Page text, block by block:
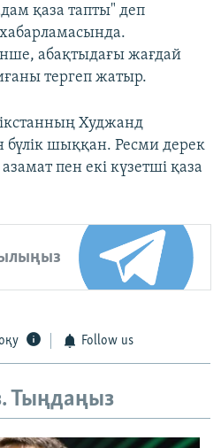
қаза тапты" деп
абақтыдағы жағдай
тергеп жатыр.
Худжанд
бүлік шыққан. Ресми дерек
пен екі күзетші қаза
Follow us
Тыңдаңыз